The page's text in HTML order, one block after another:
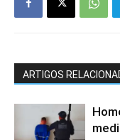
ARTIGOS